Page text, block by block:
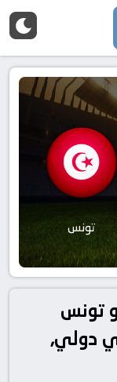
تونس
و تونس
في دوري دولي,